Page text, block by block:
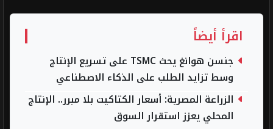
اقرأ أيضاً
جنسن هوانغ يحث TSMC على تسريع الإنتاج
وسط تزايد الطلب على الذكاء الاصطناعي
الزراعة المصرية: أسعار الكتاكيت بلا مبرر.. الإنتاج
المحلي يعزز استقرار السوق